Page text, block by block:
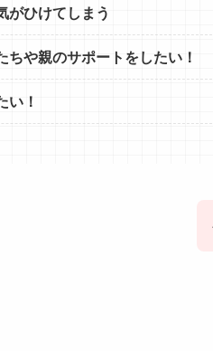
ひけてしまう
ちや親のサポートをしたい！
い！